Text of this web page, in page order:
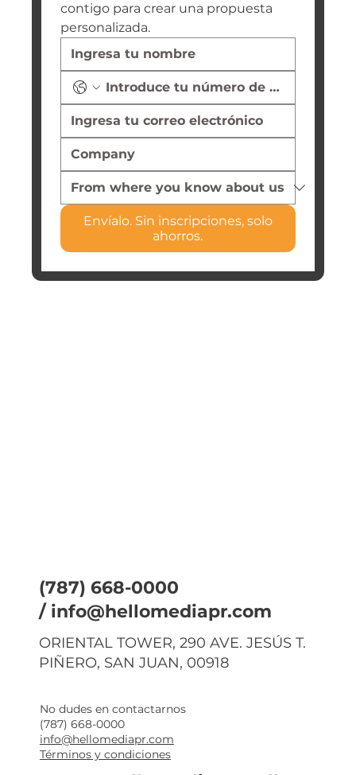
contigo para crear una propuesta
personalizada.
Envíalo. Sin inscripciones, solo
ahorros.
(787) 668-0000
/ info@hellomediapr.com
ORIENTAL TOWER, 290 AVE. JESÚS T.
PIÑERO, SAN JUAN, 00918
No dudes en contactarnos
(787) 668-0000
info@hellomediapr.com
Términos y condiciones